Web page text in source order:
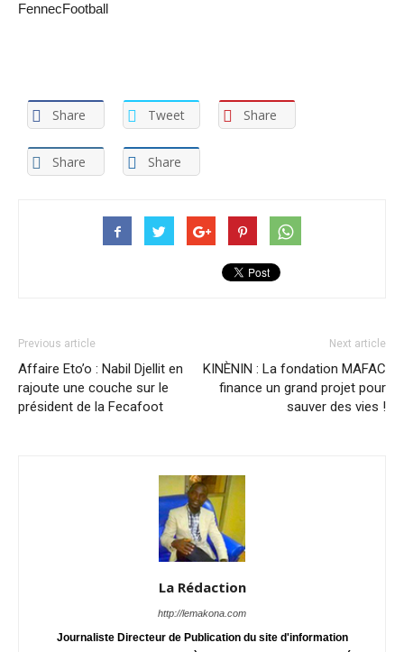
FennecFootball
Share Tweet Share
Share Share
Previous article
Affaire Eto’o : Nabil Djellit en
rajoute une couche sur le
président de la Fecafoot
Next article
KINÈNIN : La fondation MAFAC
finance un grand projet pour
sauver des vies !
La Rédaction
http://lemakona.com
Journaliste Directeur de Publication du site d'information